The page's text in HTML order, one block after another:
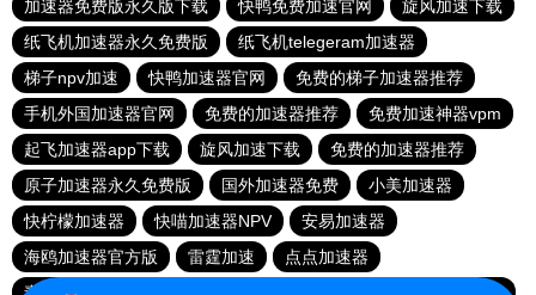
加速器免费版永久版下载
快鸭免费加速官网
旋风加速下载
纸飞机加速器永久免费版
纸飞机telegeram加速器
梯子npv加速
快鸭加速器官网
免费的梯子加速器推荐
手机外国加速器官网
免费的加速器推荐
免费加速神器vpm
起飞加速器app下载
旋风加速下载
免费的加速器推荐
原子加速器永久免费版
国外加速器免费
小美加速器
快柠檬加速器
快喵加速器NPV
安易加速器
海鸥加速器官方版
雷霆加速
点点加速器